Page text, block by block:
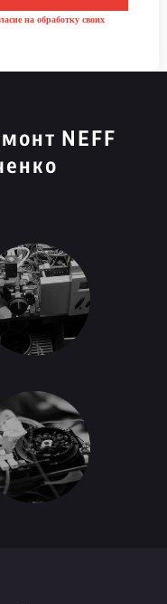
на обработку своих
NEFF